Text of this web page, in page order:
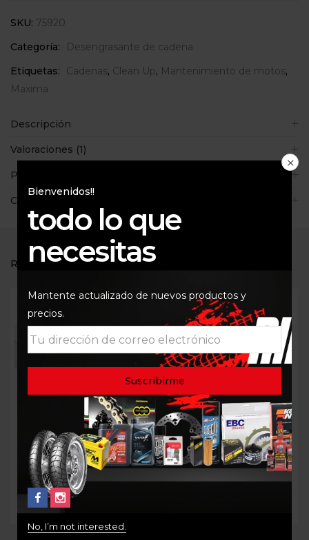
SKU: 75920
Categoría:
Desengrasante de cadena
Etiquetas:
Cadenas, Clean Up, Mantenimiento de motos,
Maxima
Descripción
Valoraciones (1)
Políticas de la tienda
Consultas
RELATED PRODUCTS
FILTRO DE ACEITE PARA
MOTOS BMW
$75.000
Out Of Stock
PASTAS TRASERAS BMW
CARBON CERAMIC AZUL
BREMBO 07BB02CC
$205.000
Bienvenidos!!
todo lo que
necesitas
Mantente actualizado de nuevos productos y
precios.
No, I’m not interested.